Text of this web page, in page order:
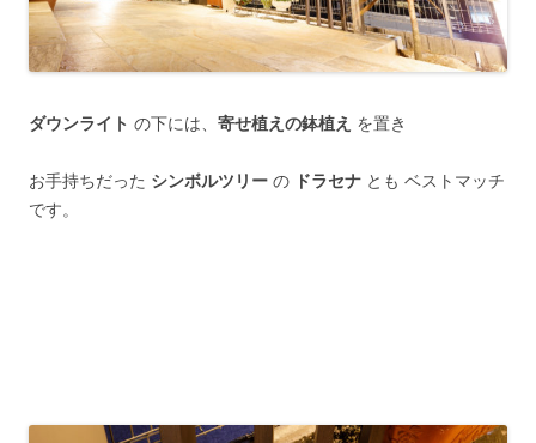
ダウンライト の下には、 寄せ植えの鉢植え を置き
お手持ちだった シンボルツリー の ドラセナ とも ベストマッチ
です。